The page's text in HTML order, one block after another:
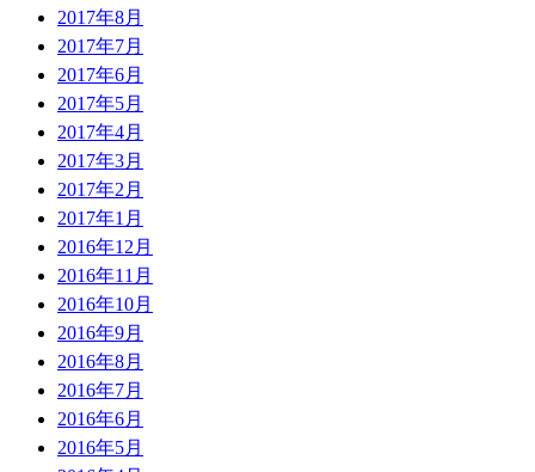
2017年8月
2017年7月
2017年6月
2017年5月
2017年4月
2017年3月
2017年2月
2017年1月
2016年12月
2016年11月
2016年10月
2016年9月
2016年8月
2016年7月
2016年6月
2016年5月